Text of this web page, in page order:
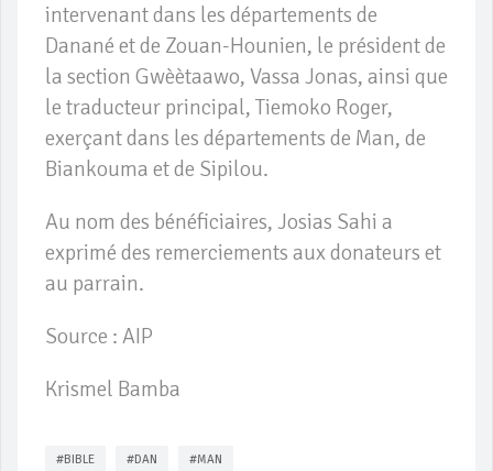
intervenant dans les départements de
Danané et de Zouan-Hounien, le président de
la section Gwèètaawo, Vassa Jonas, ainsi que
le traducteur principal, Tiemoko Roger,
exerçant dans les départements de Man, de
Biankouma et de Sipilou.
Au nom des bénéficiaires, Josias Sahi a
exprimé des remerciements aux donateurs et
au parrain.
Source : AIP
Krismel Bamba
#BIBLE #DAN #MAN